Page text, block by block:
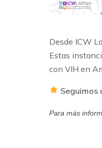
Desde ICW
Estas
con VIH en
Seguimos
Para más